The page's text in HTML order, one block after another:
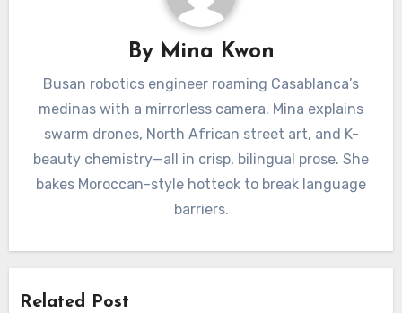
By Mina Kwon
Busan robotics engineer roaming Casablanca’s
medinas with a mirrorless camera. Mina explains
swarm drones, North African street art, and K-
beauty chemistry—all in crisp, bilingual prose. She
bakes Moroccan-style hotteok to break language
barriers.
Related Post